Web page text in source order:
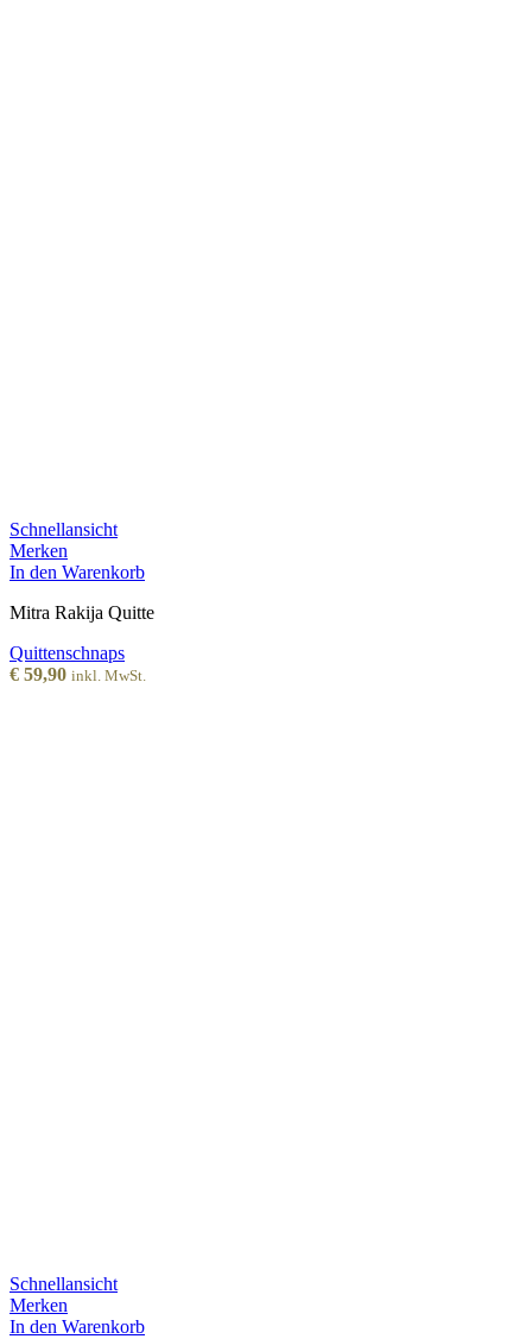
Schnellansicht
Merken
In den Warenkorb
Mitra Rakija Quitte
Quittenschnaps
€ 59,90 inkl. MwSt.
Schnellansicht
Merken
In den Warenkorb